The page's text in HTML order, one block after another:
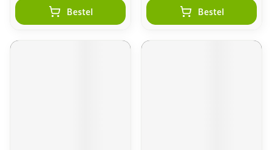
Bestel Bestel